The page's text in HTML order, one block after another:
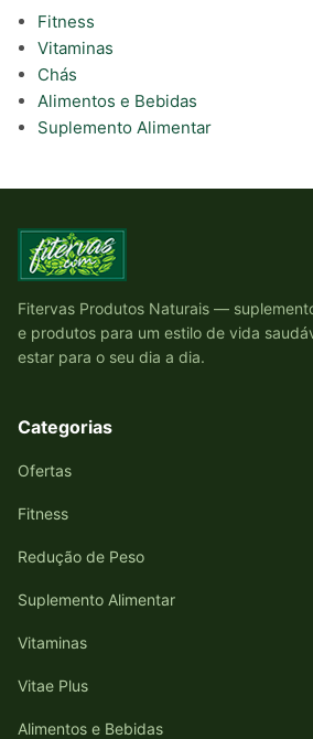
Fitness
Vitaminas
Chás
Alimentos e Bebidas
Suplemento Alimentar
Fitervas Produtos Naturais —
e produtos para um estilo de vida
estar para o seu dia a dia.
Categorias
Ofertas
Fitness
Redução de Peso
Suplemento Alimentar
Vitaminas
Vitae Plus
Alimentos e Bebidas